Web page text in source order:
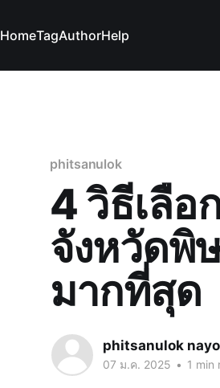
HomeTagAuthorHelp
phitsanulok
4 วิธีเลื
จังหวัดพิ
มากที่สุด
phitsanulok
07 ม.ค. 2025 • 1 min